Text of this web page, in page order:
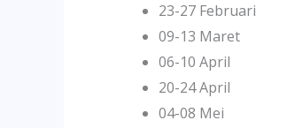
23-27 Februari
09-13 Maret
06-10 April
20-24 April
04-08 Mei